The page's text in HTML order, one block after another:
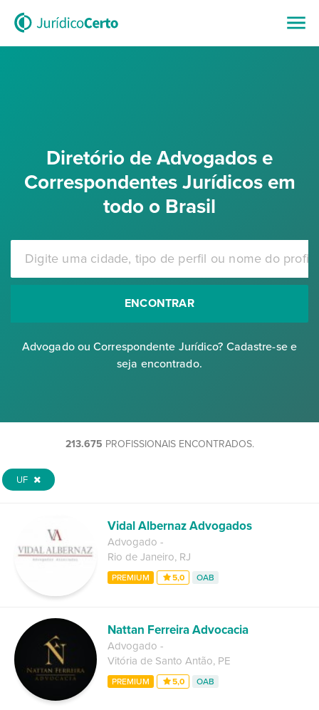
Diretório de Advogados e
Correspondentes Jurídicos em
todo o Brasil
ENCONTRAR
Advogado ou Correspondente Jurídico? Cadastre-se e
seja encontrado.
213.675 PROFISSIONAIS ENCONTRADOS.
UF
Vidal Albernaz Advogados
Advogado -
Rio de Janeiro, RJ
PREMIUM 5,0 OAB
Nattan Ferreira Advocacia
Advogado -
Vitória de Santo Antão, PE
PREMIUM 5,0 OAB